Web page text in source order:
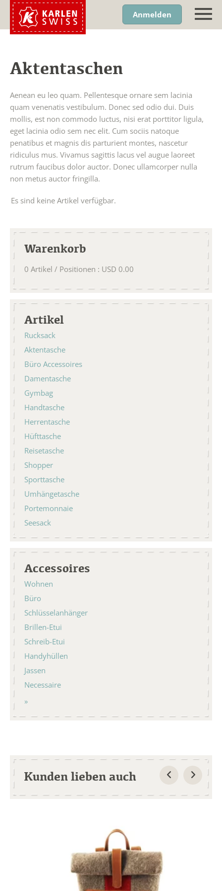
Anmelden
Aktentaschen
Aenean eu leo quam. Pellentesque ornare sem lacinia
quam venenatis vestibulum. Donec sed odio dui. Duis
mollis, est non commodo luctus, nisi erat porttitor ligula,
eget lacinia odio sem nec elit. Cum sociis natoque
penatibus et magnis dis parturient montes, nascetur
ridiculus mus. Vivamus sagittis lacus vel augue laoreet
rutrum faucibus dolor auctor. Donec ullamcorper nulla
non metus auctor fringilla.
Es sind keine Artikel verfügbar.
Warenkorb
0 Artikel / Positionen : USD 0.00
Artikel
Rucksack
Aktentasche
Büro Accessoires
Damentasche
Gymbag
Handtasche
Herrentasche
Hüfttasche
Reisetasche
Shopper
Sporttasche
Umhängetasche
Portemonnaie
Seesack
Accessoires
Wohnen
Büro
Schlüsselanhänger
Brillen-Etui
Schreib-Etui
Handyhüllen
Jassen
Necessaire
Kunden lieben auch